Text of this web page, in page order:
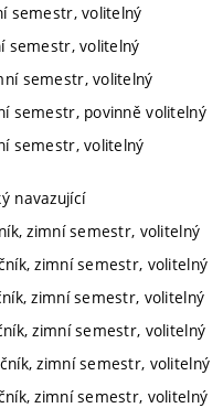
semestr, volitelný
semestr, volitelný
semestr, volitelný
semestr, povinně volitelný
semestr, volitelný
navazující
zimní semestr, volitelný
zimní semestr, volitelný
zimní semestr, volitelný
zimní semestr, volitelný
zimní semestr, volitelný
zimní semestr, volitelný